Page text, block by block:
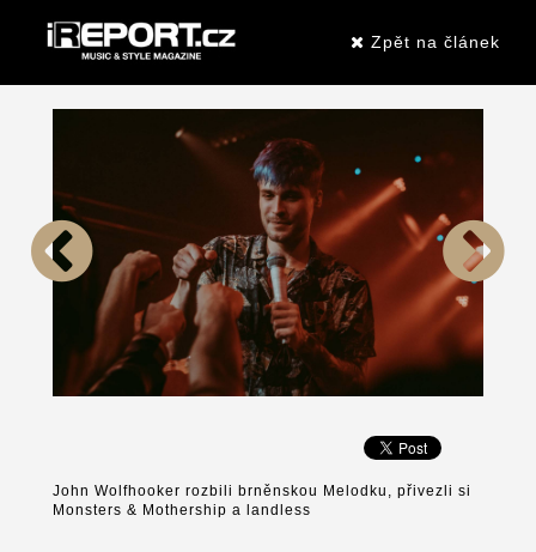
Zpět na článek
John Wolfhooker rozbili brněnskou Melodku, přivezli si
Monsters & Mothership a landless